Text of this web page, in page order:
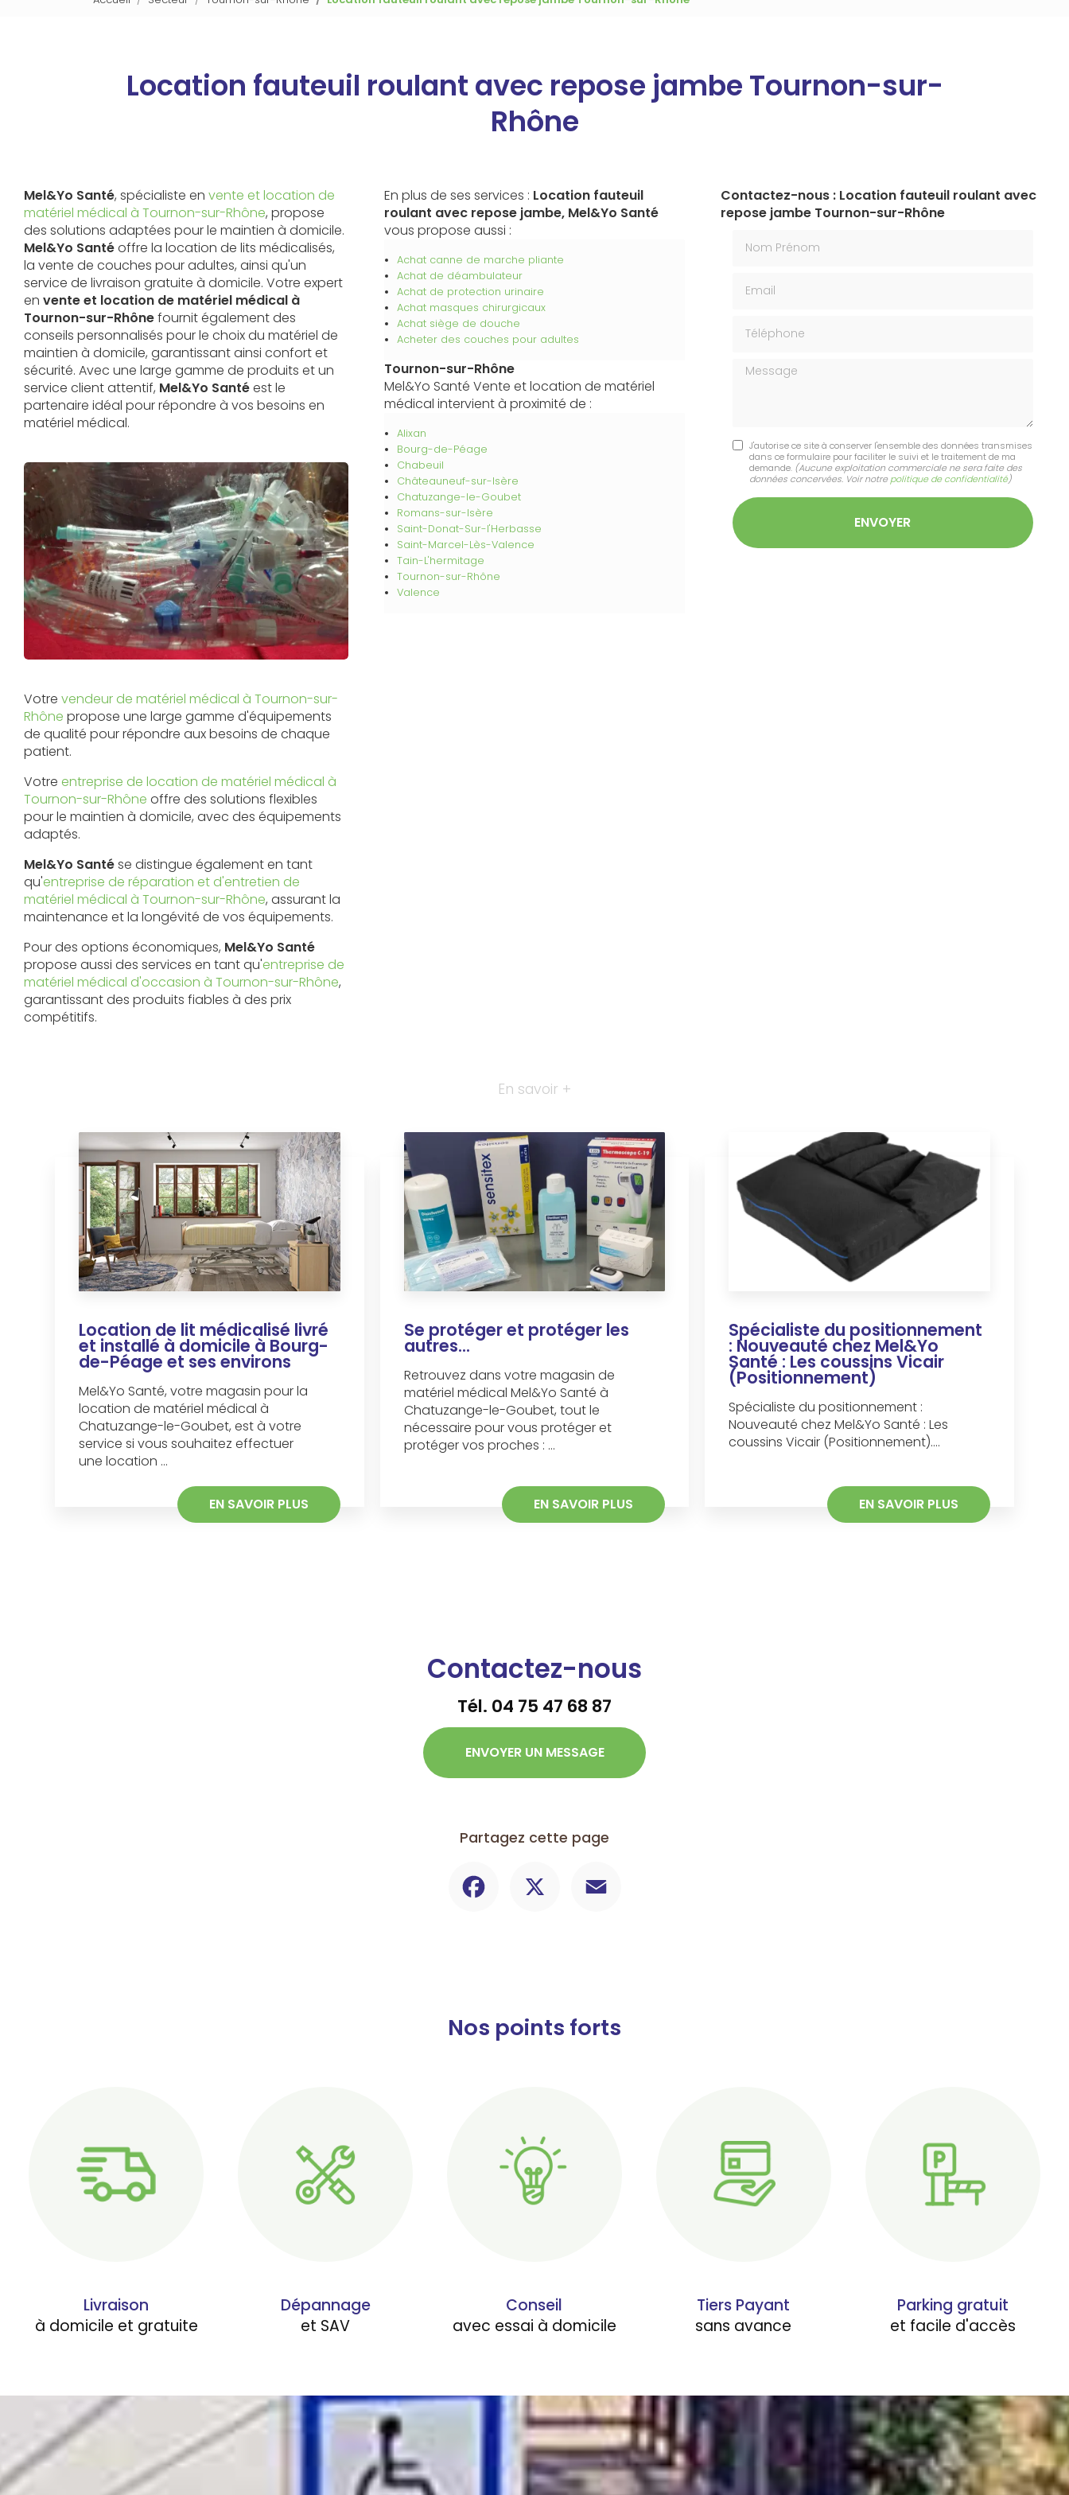
Location fauteuil roulant avec repose jambe Tournon-sur-
Rhône
Mel&Yo Santé, spécialiste en vente et location de
matériel médical à Tournon-sur-Rhône, propose
des solutions adaptées pour le maintien à domicile.
Mel&Yo Santéoffre la location de lits médicalisés,
la vente de couches pour adultes, ainsi qu'un
service de livraison gratuite à domicile. Votre expert
en vente et location de matériel médical à
Tournon-sur-Rhônefournit également des
conseils personnalisés pour le choix du matériel de
maintien à domicile, garantissant ainsi confort et
sécurité. Avec une large gamme de produits et un
service client attentif, Mel&Yo Santéest le
partenaire idéal pour répondre à vos besoins en
matériel médical.
Votre vendeur de matériel médical à Tournon-sur-
Rhône propose une large gamme d'équipements
de qualité pour répondre aux besoins de chaque
patient.
Votre entreprise de location de matériel médical à
Tournon-sur-Rhône offre des solutions flexibles
pour le maintien à domicile, avec des équipements
adaptés.
Mel&Yo Santése distingue également en tant
qu'entreprise de réparation et d'entretien de
matériel médical à Tournon-sur-Rhône, assurant la
maintenance et la longévité de vos équipements.
Pour des options économiques, Mel&Yo Santé
propose aussi des services en tant qu'entreprise de
matériel médical d'occasion à Tournon-sur-Rhône,
garantissant des produits fiables à des prix
compétitifs.
En plus de ses services : Location fauteuil
roulant avec repose jambe, Mel&Yo Santé
vous propose aussi :
Achat canne de marche pliante
Achat de déambulateur
Achat de protection urinaire
Achat masques chirurgicaux
Achat siège de douche
Acheter des couches pour adultes
Tournon-sur-Rhône
Mel&Yo Santé Vente et location de matériel
médical intervient à proximité de :
Alixan
Bourg-de-Péage
Chabeuil
Châteauneuf-sur-Isère
Chatuzange-le-Goubet
Romans-sur-Isère
Saint-Donat-Sur-l'Herbasse
Saint-Marcel-Lès-Valence
Tain-L'hermitage
Tournon-sur-Rhône
Valence
Contactez-nous : Location fauteuil roulant avec
repose jambe Tournon-sur-Rhône
Message
J'autorise ce site à conserver l'ensemble des données transmises
dans ce formulaire pour faciliter le suivi et le traitement de ma
demande. (Aucune exploitation commerciale ne sera faite des
données concervées. Voir notre politique de confidentialité)
En savoir +
Location de lit médicalisé livré
et installé à domicile à Bourg-
de-Péage et ses environs
Mel&Yo Santé, votre magasin pour la
location de matériel médical à
Chatuzange-le-Goubet, est à votre
service si vous souhaitez effectuer
une location ...
EN SAVOIR PLUS
Se protéger et protéger les
autres...
Retrouvez dans votre magasin de
matériel médical Mel&Yo Santé à
Chatuzange-le-Goubet, tout le
nécessaire pour vous protéger et
protéger vos proches : ...
EN SAVOIR PLUS
Spécialiste du positionnement
: Nouveauté chez Mel&Yo
Santé : Les coussins Vicair
(Positionnement)
Spécialiste du positionnement :
Nouveauté chez Mel&Yo Santé : Les
coussins Vicair (Positionnement)....
EN SAVOIR PLUS
Contactez-nous
Tél. 04 75 47 68 87
ENVOYER UN MESSAGE
Partagez cette page
Nos points forts
Livraison
à domicile et gratuite
Dépannage
et SAV
Conseil
avec essai à domicile
Tiers Payant
sans avance
Parking gratuit
et facile d'accès